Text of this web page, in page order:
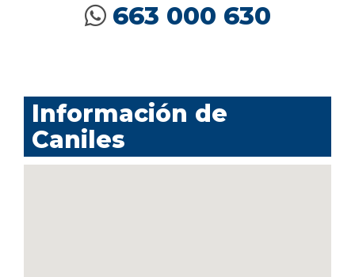
663 000 630
Información de
Caniles